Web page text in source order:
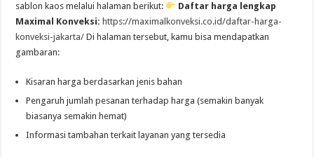
sablon kaos melalui halaman berikut:
Daftar harga lengkap
Maximal Konveksi: https://maximalkonveksi.co.id/daftar-harga-
konveksi-jakarta/ Di halaman tersebut, kamu bisa mendapatkan
gambaran:
Kisaran harga berdasarkan jenis bahan
Pengaruh jumlah pesanan terhadap harga (semakin banyak
biasanya semakin hemat)
Informasi tambahan terkait layanan yang tersedia